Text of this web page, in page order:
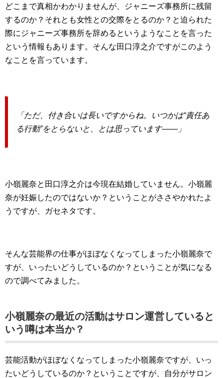
どこまで真相かわかりませんが、ジャニーズ事務所に残留
するのか？それとも女性との交際をとるのか？と迫られた
際にジャニーズ事務所を辞めるというようなことを言った
という情報もあります。そんな田口淳之介ですがこのよう
なことを言っています。
「ただ、付き合いは長いですからね。いつかは“責任あ
る行動”をとらないと、とは思っています―― 」
小嶺麗奈と田口淳之介は今現在結婚していません。小嶺麗
奈が妊娠したのではないか？ということがささやかれたよ
うですが、ガセネタです。
そんな芸能界の仕事がほぼなくなってしまった小嶺麗奈で
すが、いったいどうしているのか？ということが気になる
ので調べてみました。
小嶺麗奈の最近の活動はサロン運営していると
いう噂は本当か？
芸能活動がほぼなくなってしまった小嶺麗奈ですが、いっ
たいどうしているのか？ということですが、自分がサロン